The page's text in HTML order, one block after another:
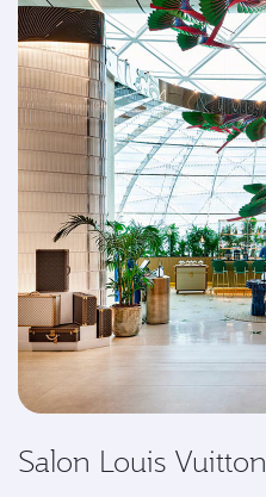
Salon Louis Vuitton